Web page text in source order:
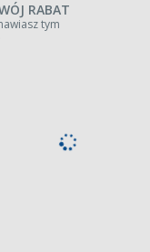
RABAT
tym